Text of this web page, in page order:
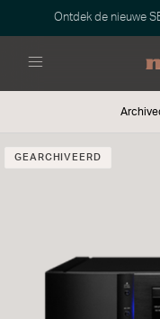
Ontdek de nieuwe
GEARCHIVEERD